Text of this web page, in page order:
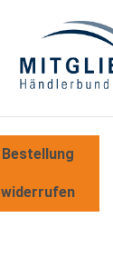
Bestellung
widerrufen